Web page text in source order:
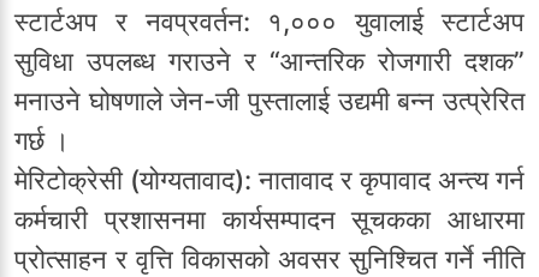
स्टार्टअप र नवप्रवर्तन: १,००० युवालाई स्टार्टअप
सुविधा उपलब्ध गराउने र “आन्तरिक रोजगारी दशक”
मनाउने घोषणाले जेन-जी पुस्तालाई उद्यमी बन्न उत्प्रेरित
गर्छ ।
मेरिटोक्रेसी (योग्यतावाद): नातावाद र कृपावाद अन्त्य गर्न
कर्मचारी प्रशासनमा कार्यसम्पादन सूचकका आधारमा
प्रोत्साहन र वृत्ति विकासको अवसर सुनिश्चित गर्ने नीति